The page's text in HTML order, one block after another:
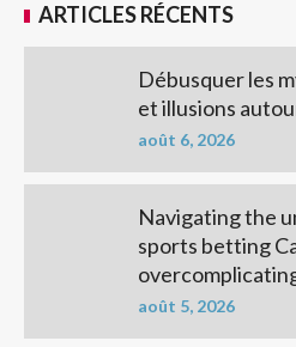
ARTICLES RÉCENTS
Débusquer les
et illusions
août 6, 2026
Navigating the
sports betting
août 5, 2026